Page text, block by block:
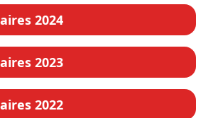
2024
2023
2022